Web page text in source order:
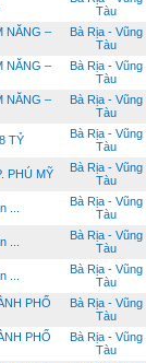
Tàu
NĂNG –
Bà Rịa - Vũng
Tàu
NĂNG –
Bà Rịa - Vũng
Tàu
NĂNG –
Bà Rịa - Vũng
Tàu
TỶ
Bà Rịa - Vũng
Tàu
PHÚ MỸ
Bà Rịa - Vũng
Tàu
...
Bà Rịa - Vũng
Tàu
...
Bà Rịa - Vũng
Tàu
...
Bà Rịa - Vũng
Tàu
PHỐ
Bà Rịa - Vũng
Tàu
PHỐ
Bà Rịa - Vũng
Tàu